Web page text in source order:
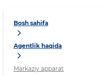
Bosh sahifa
Agentlik haqida
Markaziy apparat